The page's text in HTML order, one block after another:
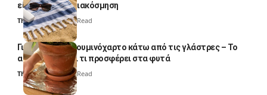
είναι μόνο για διακόσμηση
Thali Ombre5 Min Read
Γιατί βάζουν αλουμινόχαρτο κάτω από τις γλάστρες – Το
απλό κόλπο και τι προσφέρει στα φυτά
Thali Ombre4 Min Read